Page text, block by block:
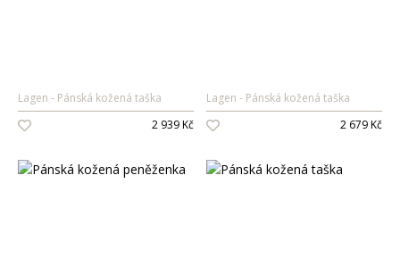
Lagen
Pánská kožená taška
2 939 Kč
Lagen
Pánská kožená taška
2 679 Kč